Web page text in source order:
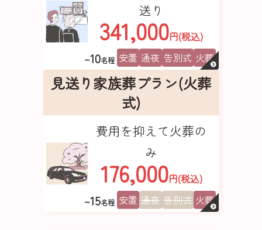
送り
341,000円(税込)
~10名程 安置 通夜 告別式 火葬
見送り家族葬プラン(火葬
式)
費用を抑えて火葬の
み
176,000円(税込)
~15名程 安置 通夜 告別式 火葬